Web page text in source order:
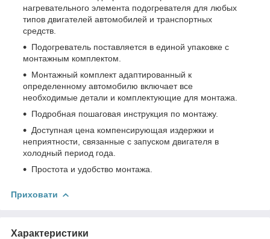
нагревательного элемента подогревателя для любых
типов двигателей автомобилей и транспортных
средств.
Подогреватель поставляется в единой упаковке с
монтажным комплектом.
Монтажный комплект адаптированный к
определенному автомобилю включает все
необходимые детали и комплектующие для монтажа.
Подробная пошаговая инструкция по монтажу.
Доступная цена компенсирующая издержки и
неприятности, связанные с запуском двигателя в
холодный период года.
Простота и удобство монтажа.
Приховати
Характеристики